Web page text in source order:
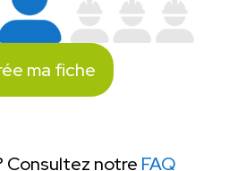
ma fiche
Consultez notre FAQ